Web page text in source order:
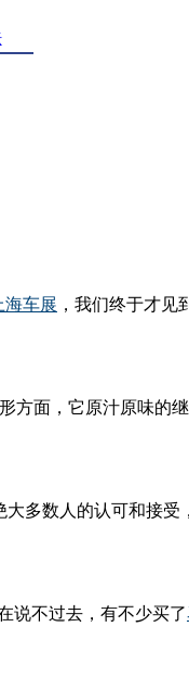
海车展 ，我们终于才
方面，它原汁原味的
多数人的认可和接受，
说不过去，有不少买了